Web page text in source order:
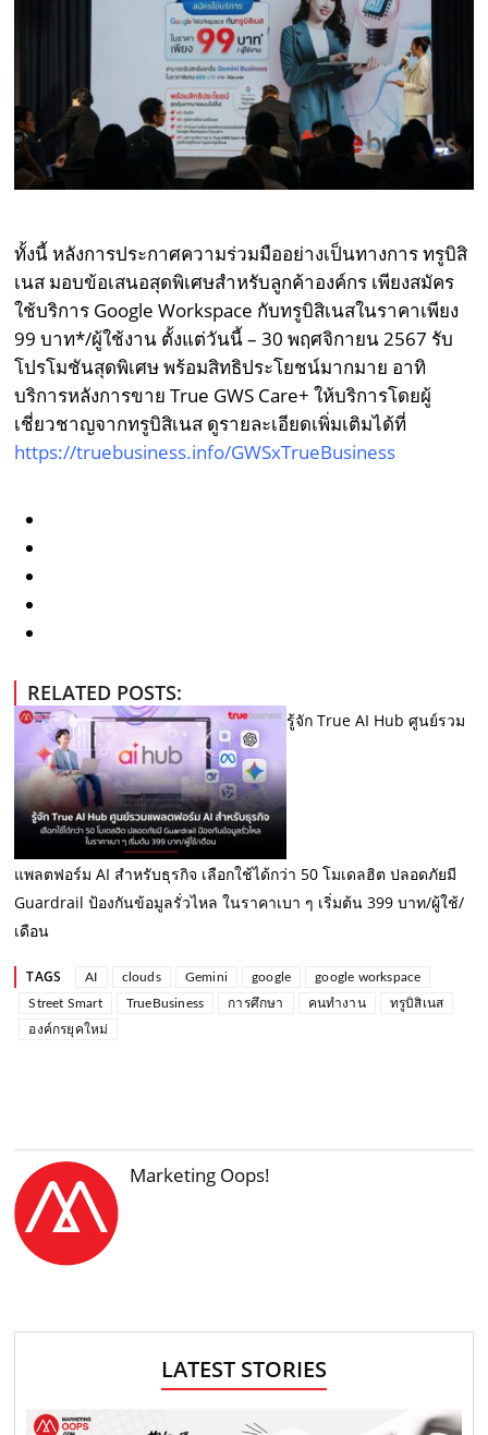
ทั้งนี้ หลังการประกาศความร่วมมืออย่างเป็นทางการ ทรูบิสิ
เนส มอบข้อเสนอสุดพิเศษสำหรับลูกค้าองค์กร เพียงสมัคร
ใช้บริการ Google Workspace กับทรูบิสิเนสในราคาเพียง
99 บาท*/ผู้ใช้งาน ตั้งแต่วันนี้ – 30 พฤศจิกายน 2567 รับ
โปรโมชันสุดพิเศษ พร้อมสิทธิประโยชน์มากมาย อาทิ
บริการหลังการขาย True GWS Care+ ให้บริการโดยผู้
เชี่ยวชาญจากทรูบิสิเนส ดูรายละเอียดเพิ่มเติมได้ที่
https://truebusiness.info/GWSxTrueBusiness
RELATED POSTS:
รู้จัก True AI Hub ศูนย์รวม
แพลตฟอร์ม AI สำหรับธุรกิจ เลือกใช้ได้กว่า 50 โมเดลฮิต ปลอดภัยมี
Guardrail ป้องกันข้อมูลรั่วไหล ในราคาเบา ๆ เริ่มต้น 399 บาท/ผู้ใช้/
เดือน
TAGS AI clouds Gemini google
google workspace
Street Smart
TrueBusiness การศึกษา คนทำงาน
ทรูบิสิเนส
องค์กรยุคใหม่
Marketing Oops!
LATEST STORIES